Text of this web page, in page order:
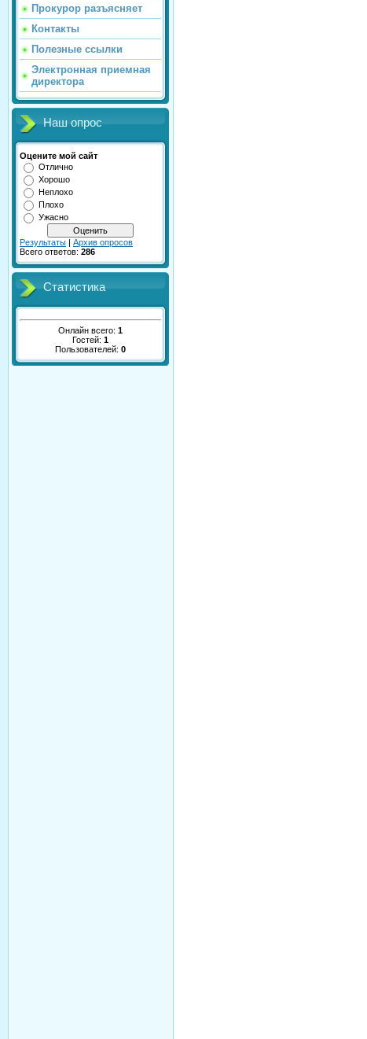
Прокурор разъясняет
Контакты
Полезные ссылки
Электронная приемная
директора
Наш опрос
Оцените мой сайт
Отлично
Хорошо
Неплохо
Плохо
Ужасно
Результаты | Архив опросов
Всего ответов: 286
Статистика
Онлайн всего: 1
Гостей: 1
Пользователей: 0